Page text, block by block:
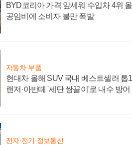
BYD코리아 가격 앞세워 수입차 4위
공임비에 소비자 불만 폭발
자동차·부품
현대차 올해 SUV 국내 베스트셀러 톱
랜저·아반떼 '세단 쌍끌이'로 내수 방어
전자·전기·정보통신